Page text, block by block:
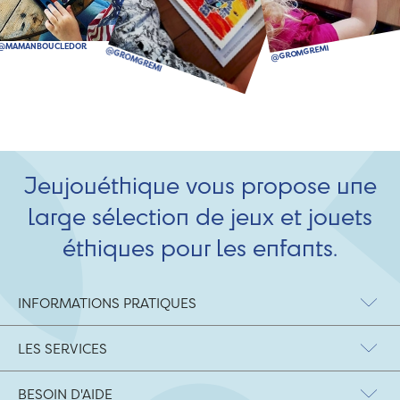
Jeujouéthique vous propose une
large sélection de jeux et jouets
éthiques pour les enfants.
INFORMATIONS PRATIQUES
LES SERVICES
BESOIN D'AIDE